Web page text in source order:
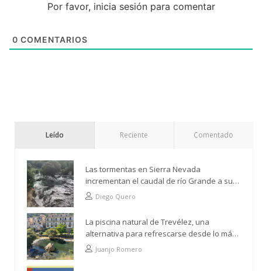
Por favor, inicia sesión para comentar
0 COMENTARIOS
Leído Reciente Comentado
Las tormentas en Sierra Nevada
incrementan el caudal de río Grande a su
paso por Trevélez
Diego Quero
La piscina natural de Trevélez, una
alternativa para refrescarse desde lo más
altoJuanjo Romero